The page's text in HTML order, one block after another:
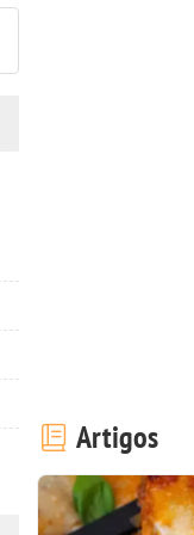
Artigos